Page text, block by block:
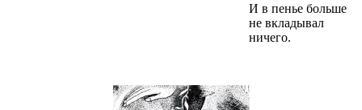
И в пенье больше
не вкладывал
ничего.